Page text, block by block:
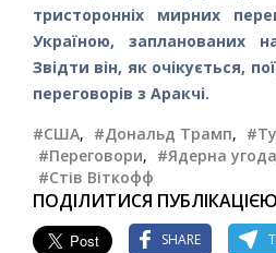
тристоронніх мирних
Україною, запланованих
Звідти він, як очікується,
переговорів з Аракчі.
#США, #Дональд Трамп,
#Переговори, #Ядерна угода
#Стів Віткофф
ПОДІЛИТИСЯ
SHARE